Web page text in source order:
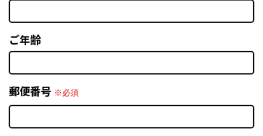
ご年齢
郵便番号 ※必須